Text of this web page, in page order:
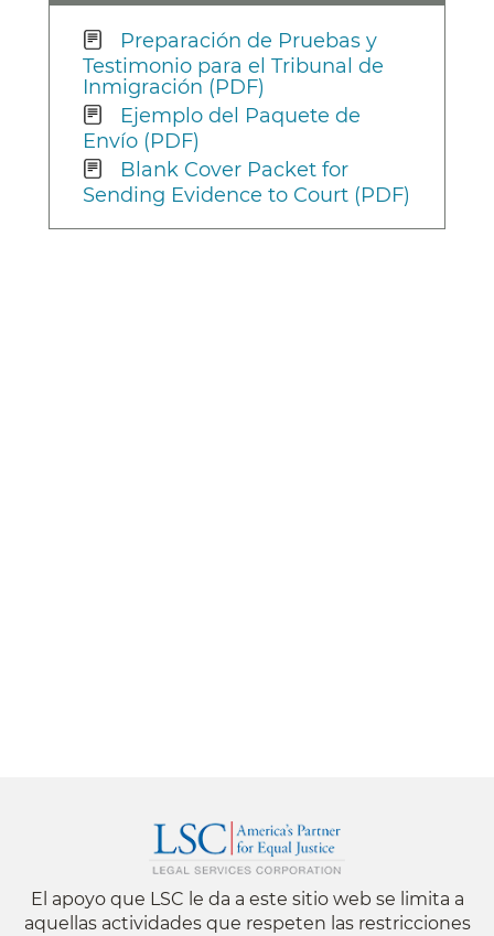
Preparación de Pruebas y
Testimonio para el Tribunal de
Inmigración (PDF)
Ejemplo del Paquete de
Envío (PDF)
Blank Cover Packet for
Sending Evidence to Court (PDF)
El apoyo que LSC le da a este sitio web se limita a
aquellas actividades que respeten las restricciones